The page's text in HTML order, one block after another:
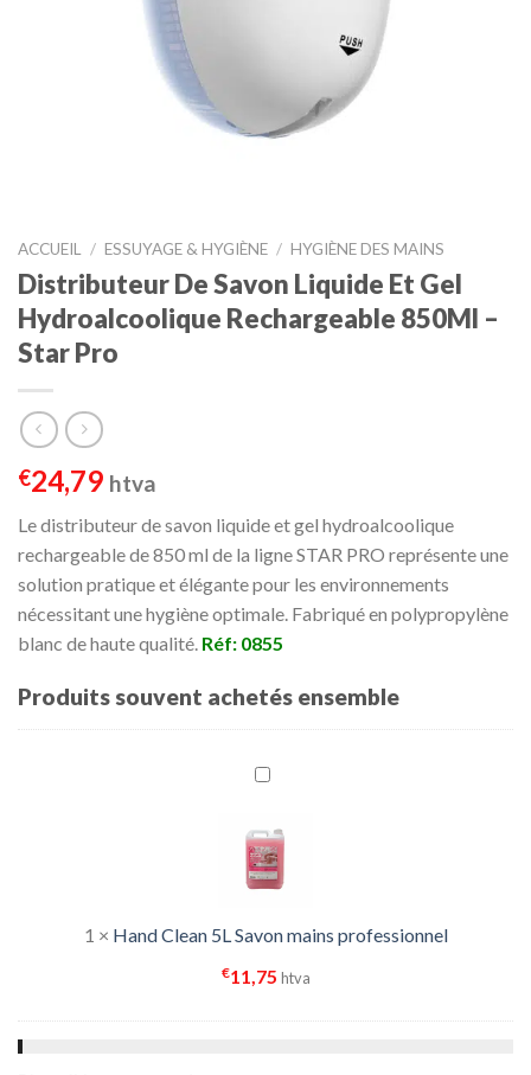
ACCUEIL / ESSUYAGE & HYGIÈNE / HYGIÈNE DES MAINS
Distributeur De Savon Liquide Et Gel
Hydroalcoolique Rechargeable 850Ml –
Star Pro
€24,79 htva
Le distributeur de savon liquide et gel hydroalcoolique
rechargeable de 850 ml de la ligne STAR PRO représente une
solution pratique et élégante pour les environnements
nécessitant une hygiène optimale. Fabriqué en polypropylène
blanc de haute qualité. Réf: 0855
Produits souvent achetés ensemble
1 × Hand Clean 5L Savon mains professionnel
€11,75 htva